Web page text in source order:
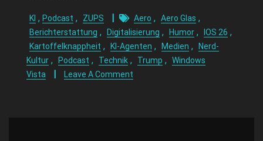
KI , Podcast , ZUPS Aero , Aero Glas ,
Berichterstattung , Digitalisierung , Humor , IOS 26 ,
Kartoffelknappheit , KI-Agenten , Medien ,
Nerd-
Kultur , Podcast , Technik , Trump , Windows
Vista
Leave A Comment